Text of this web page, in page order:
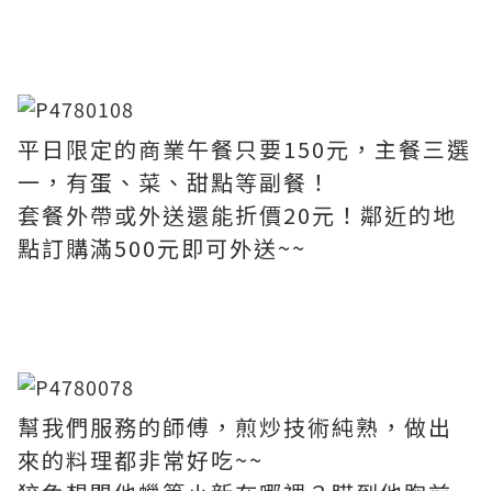
平日限定的商業午餐只要150元，主餐三選
一，有蛋、菜、甜點等副餐！
套餐外帶或外送還能折價20元！鄰近的地
點訂購滿500元即可外送~~
幫我們服務的師傅，煎炒技術純熟，做出
來的料理都非常好吃~~